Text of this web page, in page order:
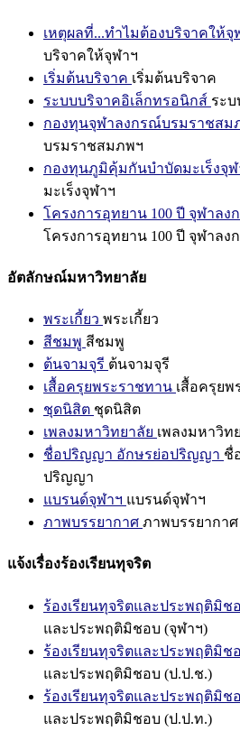
เหตุผลที่...ทำไมต้องบริจาคให้จุ
บริจาคให้จุฬาฯ
เริ่มต้นบริจาค เริ่มต้นบริจาค
ระบบบริจาคอิเล็กทรอนิกส์ ระ
กองทุนจุฬาลงกรณ์บรมราชสม
บรมราชสมภพฯ
กองทุนภูมิคุ้มกันบำบัดมะเร็งจุฬ
มะเร็งจุฬาฯ
โครงการอุทยาน 100 ปี จุฬาล
โครงการอุทยาน 100 ปี จุฬาล
อัตลักษณ์มหาวิทยาลัย
พระเกี้ยว พระเกี้ยว
สีชมพู สีชมพู
ต้นจามจุรี ต้นจามจุรี
เสื้อครุยพระราชทาน เสื้อครุย
ชุดนิสิต ชุดนิสิต
เพลงมหาวิทยาลัย เพลงมหาวิท
ชื่อปริญญา อักษรย่อปริญญา ชื่
ปริญญา
แบรนด์จุฬาฯ แบรนด์จุฬาฯ
ภาพบรรยากาศ ภาพบรรยากาศ
แจ้งเรื่องร้องเรียนทุจริต
ร้องเรียนทุจริตและประพฤติมิช
และประพฤติมิชอบ (จุฬาฯ)
ร้องเรียนทุจริตและประพฤติมิช
และประพฤติมิชอบ (ป.ป.ช.)
ร้องเรียนทุจริตและประพฤติมิช
และประพฤติมิชอบ (ป.ป.ท.)